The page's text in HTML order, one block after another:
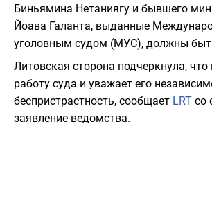
Биньямина Нетаниягу и бывшего
Йоава Галанта, выданные
уголовным судом (МУС), должны
Литовская сторона подчеркнула,
работу суда и уважает его
беспристрастность, сообщает LRT со
заявление ведомства.